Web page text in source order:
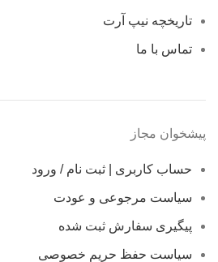
تاریخچه نیپ آرت
تماس با ما
پیشخوان مجاز
حساب کاربری | ثبت نام / ورود
سیاست مرجوعی و عودت
پیگیری سفارش ثبت شده
سیاست حفظ حریم خصوصی